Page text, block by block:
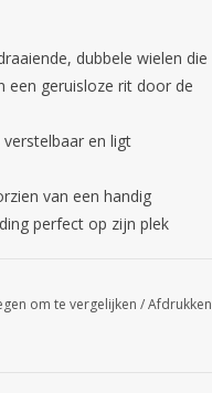
dubbele wielen die
een geruisloze rit door de
en ligt
van een handig
perfect op zijn plek
om te vergelijken /Afdrukken